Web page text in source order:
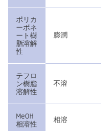
ポリカ
ーボネ
ート樹
脂溶解
性
膨潤
テフロ
ン樹脂
溶解性
不溶
MeOH
相溶性
相溶